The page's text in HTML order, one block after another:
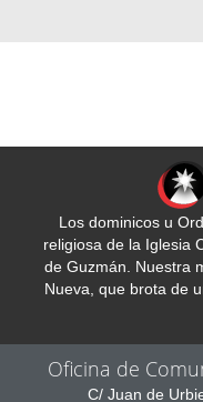
Los dominicos u
religiosa de la Iglesia
de Guzmán. Nuestra
Nueva, que brota de
Oficina de
C/ Juan de